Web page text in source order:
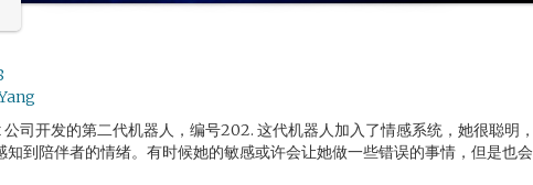
开发的第二代机器人，编号202. 这代机器人加入了情感系统，她很聪明，
到陪伴者的情绪。有时候她的敏感或许会让她做一些错误的事情，但是也会